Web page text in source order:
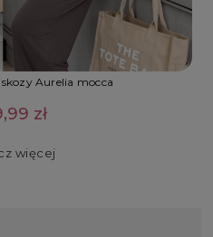
Aurelia mocca
zł
więcej